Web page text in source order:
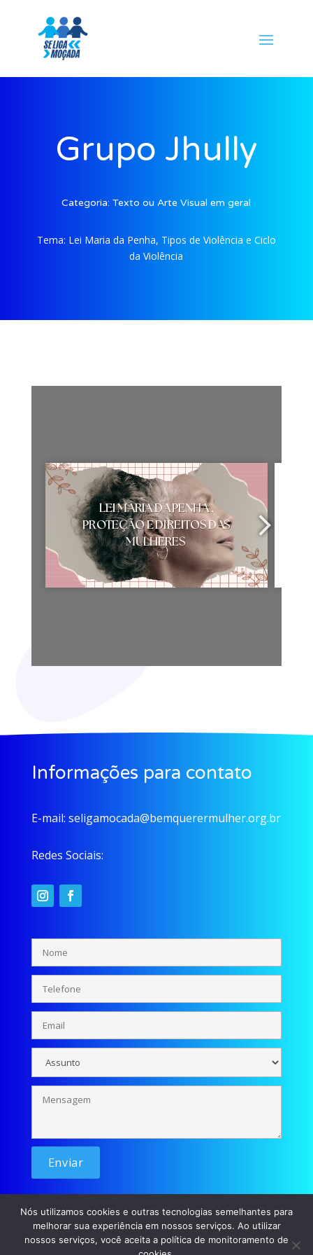
Grupo Jhully
Categoria:Texto ou Arte Visual em geral
Tema: Lei Maria da Penha, Tipos de Violência e Ciclo
da Violência
Informações para contato
E-mail: seligamocada@bemquerermulher.org.br
Redes Sociais:
Nós utilizamos cookies e outras tecnologias semelhantes para
melhorar sua experiência em nossos serviços. Ao utilizar
nossos serviços, você aceita a política de monitoramento de